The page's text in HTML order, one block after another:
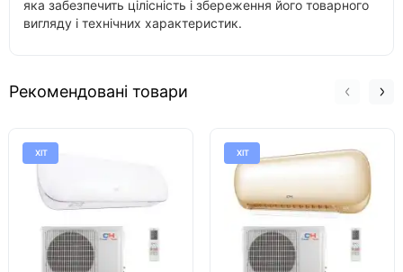
яка забезпечить цілісність і збереження його товарного
вигляду і технічних характеристик.
Рекомендовані товари
ХІТ ХІТ